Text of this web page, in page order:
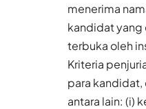
menerima
kandidat yang
terbuka oleh
Kriteria
para
antara lain: (i)